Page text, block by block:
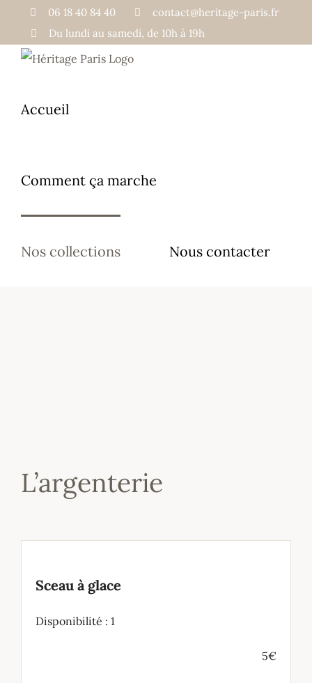
Passer
contenu
06 18 40 84 40
contact@heritage-paris.fr
Du lundi au samedi, de 10h à 19h
Accueil
Comment ça marche
Nos collections Nous contacter
L’argenterie
Sceau à glace
Disponibilité : 1
5€